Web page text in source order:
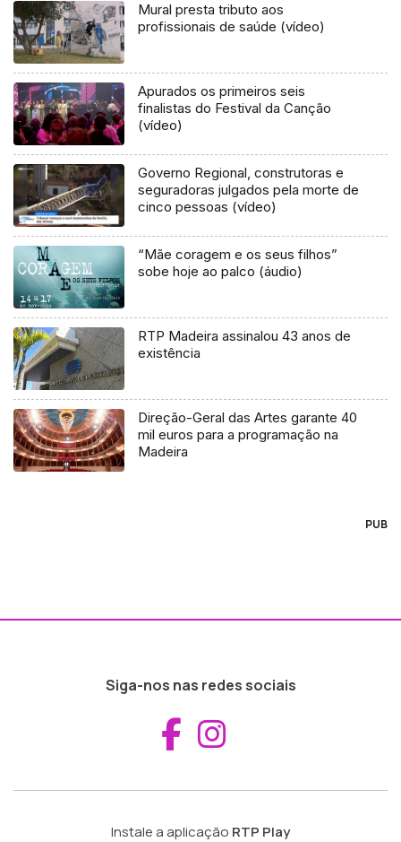
Mural presta tributo aos
profissionais de saúde (vídeo)
Apurados os primeiros seis
finalistas do Festival da Canção
(vídeo)
Governo Regional, construtoras e
seguradoras julgados pela morte de
cinco pessoas (vídeo)
“Mãe coragem e os seus filhos”
sobe hoje ao palco (áudio)
RTP Madeira assinalou 43 anos de
existência
Direção-Geral das Artes garante 40
mil euros para a programação na
Madeira
PUB
Siga-nos nas redes sociais
Aceder ao
Instale a aplicação RTP Play